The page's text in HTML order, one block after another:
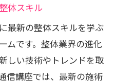
リーダーシップスキ
力を高める方法
務管理知識
リアを築く方法
体スキル
最新の整体スキルを学ぶ
ムです。整体業界の進化
しい技術やトレンドを取
信講座では、最新の施術